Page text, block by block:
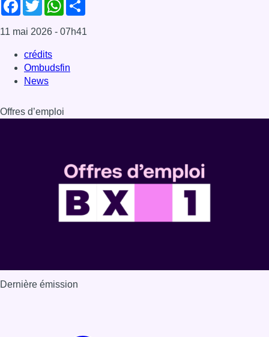
11 mai 2026 - 07h41
crédits
Ombudsfin
News
Offres d’emploi
Dernière émission